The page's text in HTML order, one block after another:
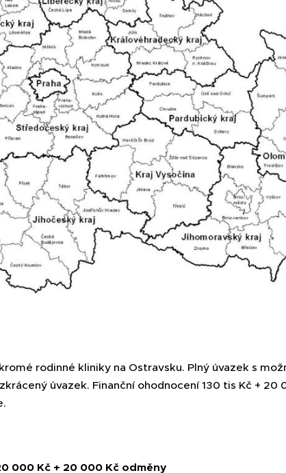
rodinné kliniky na Ostravsku. Plný úvazek s
úvazek. Finanční ohodnocení 130 tis Kč + 20
000 Kč + 20 000 Kč odměny